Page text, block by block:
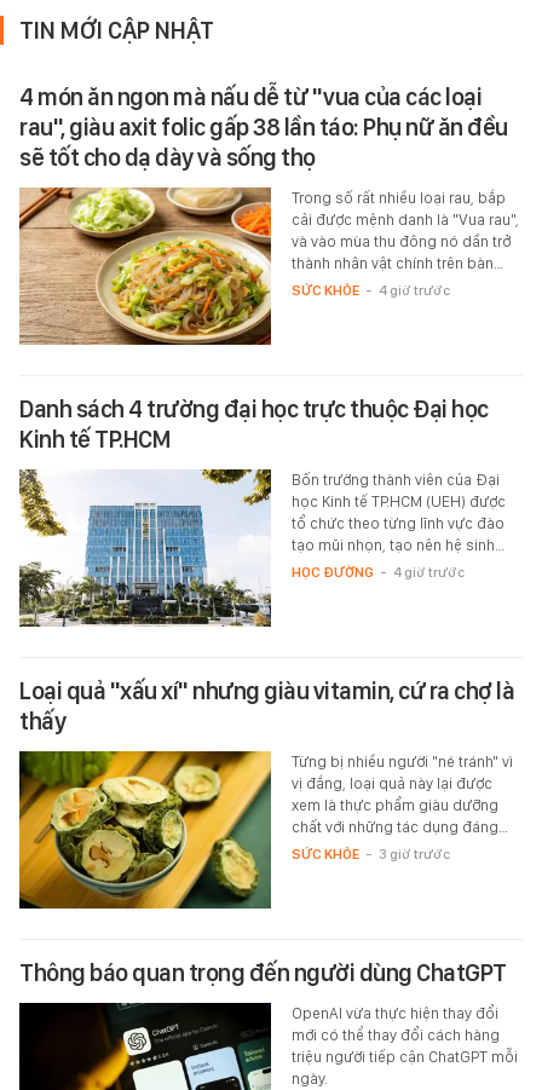
TIN MỚI CẬP NHẬT
4 món ăn ngon mà nấu dễ từ "vua của các loại
rau", giàu axit folic gấp 38 lần táo: Phụ nữ ăn đều
sẽ tốt cho dạ dày và sống thọ
Trong số rất nhiều loại rau, bắp
cải được mệnh danh là "Vua rau",
và vào mùa thu đông nó dần trở
thành nhân vật chính trên bàn…
SỨC KHỎE - 4 giờ trước
Danh sách 4 trường đại học trực thuộc Đại học
Kinh tế TP.HCM
Bốn trường thành viên của Đại
học Kinh tế TP.HCM (UEH) được
tổ chức theo từng lĩnh vực đào
tạo mũi nhọn, tạo nên hệ sinh…
HỌC ĐƯỜNG - 4 giờ trước
Loại quả "xấu xí" nhưng giàu vitamin, cứ ra chợ là
thấy
Từng bị nhiều người "né tránh" vì
vị đắng, loại quả này lại được
xem là thực phẩm giàu dưỡng
chất với những tác dụng đáng…
SỨC KHỎE - 3 giờ trước
Thông báo quan trọng đến người dùng ChatGPT
OpenAI vừa thực hiện thay đổi
mới có thể thay đổi cách hàng
triệu người tiếp cận ChatGPT mỗi
ngày.